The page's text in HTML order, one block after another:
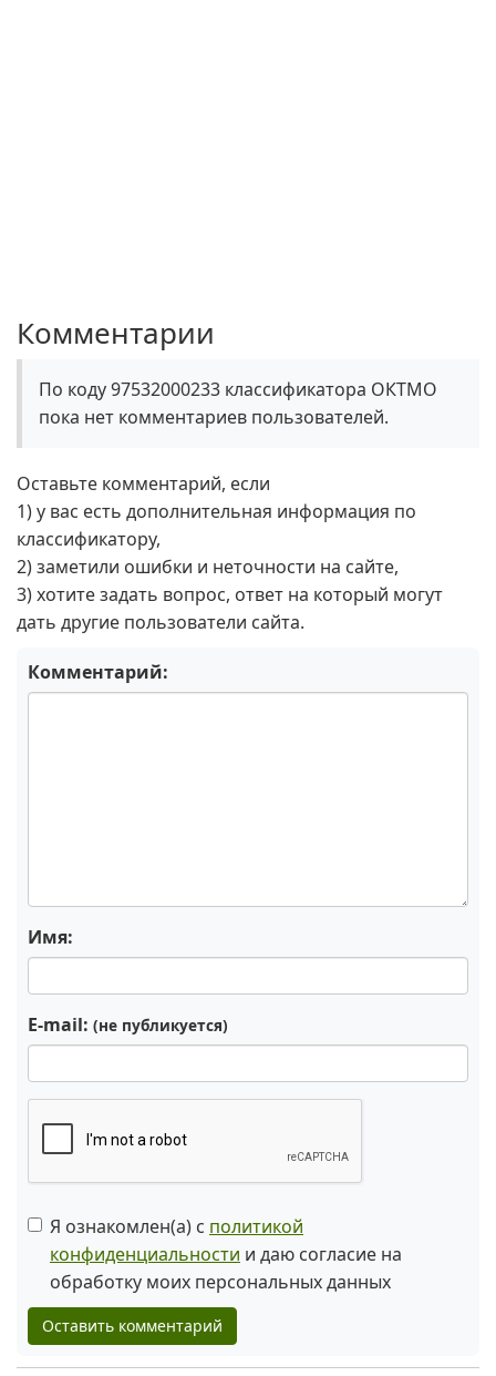
Комментарии
По коду 97532000233 классификатора ОКТМО
пока нет комментариев пользователей.
Оставьте комментарий, если
1) у вас есть дополнительная информация по
классификатору,
2) заметили ошибки и неточности на сайте,
3) хотите задать вопрос, ответ на который могут
дать другие пользователи сайта.
Комментарий:
Имя:
E-mail: (не публикуется)
Я ознакомлен(а) с политикой
конфиденциальности и даю согласие на
обработку моих персональных данных
Оставить комментарий